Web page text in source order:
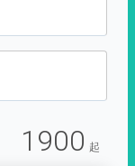
1900 起